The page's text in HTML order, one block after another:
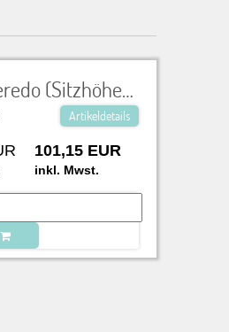
Tisch Teredo (Sitzhöhe) Gerüstbohlenholz (Massiv), Gestell aus Rohstahl, anthrazit lackiert, Gestell klappbar
Artikeldetails
101,15 EUR
inkl. Mwst.